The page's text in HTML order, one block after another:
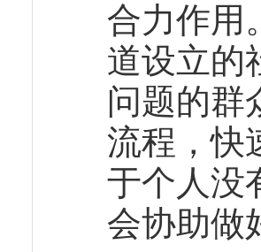
合力作用
道设立的
问题的群
流程，快
于个人没
会协助做